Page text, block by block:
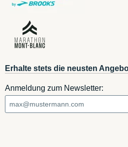
Erhalte stets die neusten
Anmeldung zum Newsletter: